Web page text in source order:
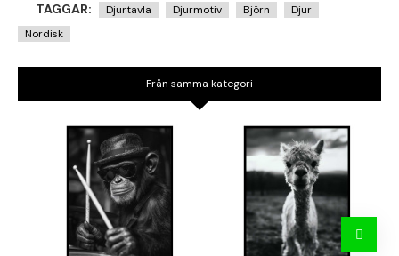
TAGGAR: Djurtavla Djurmotiv Björn
Djur
Nordisk
Från samma kategori